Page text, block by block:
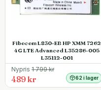
Fibocom L830-EB HP XMM 7262
4G LTE Advanced L35286-005
L35112-001
Nypris 1 799kr
489 kr 62 i lager